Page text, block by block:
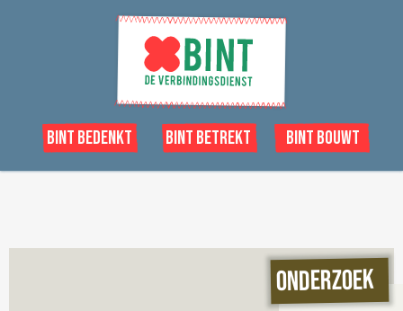
Bint Bedenkt Bint Betrekt Bint Bouwt
ONDERZOEK